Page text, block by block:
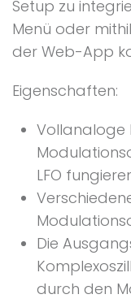
Setup zu
Menü oder
der Web-App
Eigenschaften:
Vollanaloge
LFO
Die
durch den